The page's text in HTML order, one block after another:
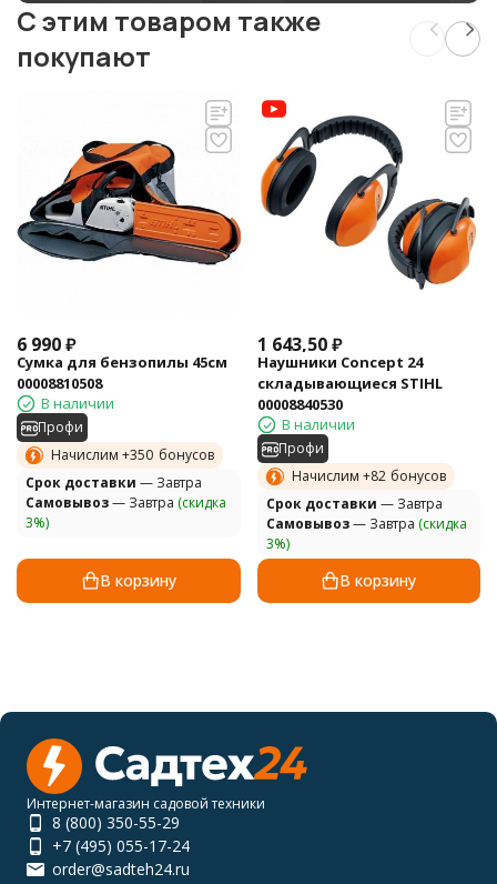
C этим товаром также
покупают
6 990₽
Сумка для бензопилы 45см
00008810508
В наличии
Профи
Начислим +350 бонусов
Cрок доставки — Завтра
Самовывоз— Завтра (скидка
3%)
В корзину
1 643,50 ₽
Наушники Concept 24
складывающиеся STIHL
00008840530
В наличии
Профи
Начислим +82 бонусов
Cрок доставки — Завтра
Самовывоз— Завтра (скидка
3%)
В корзину
Интернет-магазин садовой техники
8 (800) 350-55-29
+7 (495) 055-17-24
order@sadteh24.ru